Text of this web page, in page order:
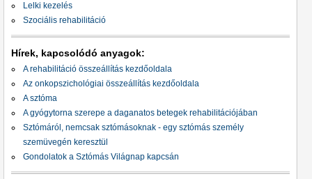
Lelki kezelés
Szociális rehabilitáció
Hírek, kapcsolódó anyagok:
A rehabilitáció összeállítás kezdőoldala
Az onkopszichológiai összeállítás kezdőoldala
A sztóma
A gyógytorna szerepe a daganatos betegek rehabilitációjában
Sztómáról, nemcsak sztómásoknak - egy sztómás személy
szemüvegén keresztül
Gondolatok a Sztómás Világnap kapcsán